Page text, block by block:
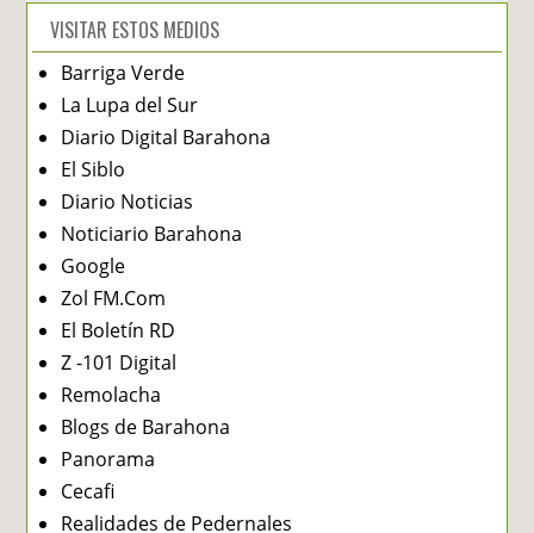
VISITAR ESTOS MEDIOS
Barriga Verde
La Lupa del Sur
Diario Digital Barahona
El Siblo
Diario Noticias
Noticiario Barahona
Google
Zol FM.Com
El Boletín RD
Z -101 Digital
Remolacha
Blogs de Barahona
Panorama
Cecafi
Realidades de Pedernales